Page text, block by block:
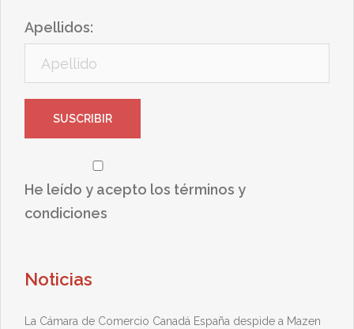
Apellidos:
He leído y acepto los términos y
condiciones
Noticias
La Cámara de Comercio Canadá España despide a Mazen